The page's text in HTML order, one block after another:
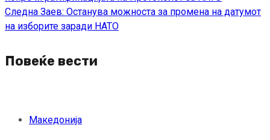
Следна Заев: Останува можноста за промена на датумот
на изборите заради НАТО
Повеќе вести
Македонија